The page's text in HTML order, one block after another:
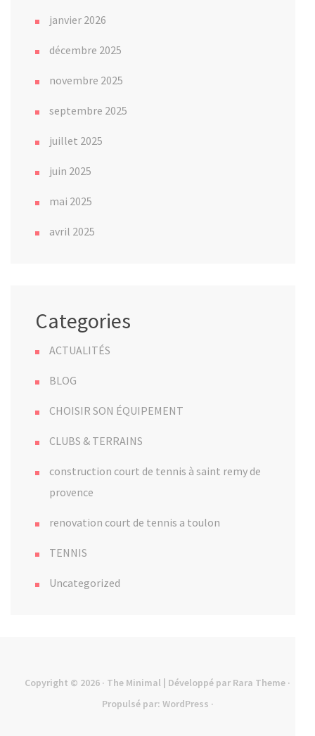
janvier 2026
décembre 2025
novembre 2025
septembre 2025
juillet 2025
juin 2025
mai 2025
avril 2025
Categories
ACTUALITÉS
BLOG
CHOISIR SON ÉQUIPEMENT
CLUBS & TERRAINS
construction court de tennis à saint remy de
provence
renovation court de tennis a toulon
TENNIS
Uncategorized
Copyright © 2026 · The Minimal | Développé par Rara Theme ·
Propulsé par: WordPress ·